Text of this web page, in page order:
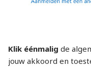
Klik éénmalig de
jouw akkoord en